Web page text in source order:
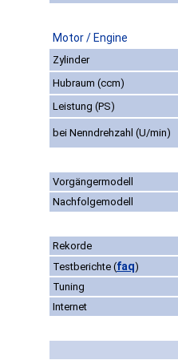
Motor / Engine
Zylinder
Hubraum (ccm)
Leistung (PS)
bei Nenndrehzahl (U/min)
Vorgängermodell
Nachfolgemodell
Rekorde
Testberichte (faq)
Tuning
Internet